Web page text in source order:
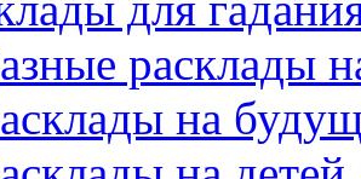
расклады
на